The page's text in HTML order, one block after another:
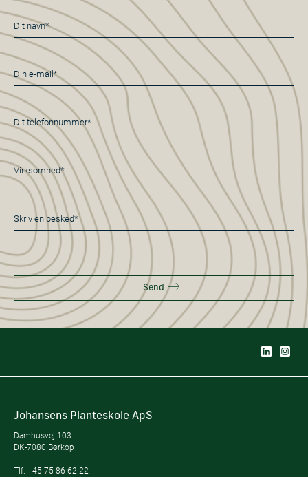
Navn
*
E-
mail
*
Telefon
*
Virksomhed*
*
Besked
*
Send
Johansens Planteskole ApS
Damhusvej 103
DK-7080 Børkop
Tlf. +45 75 86 62 22